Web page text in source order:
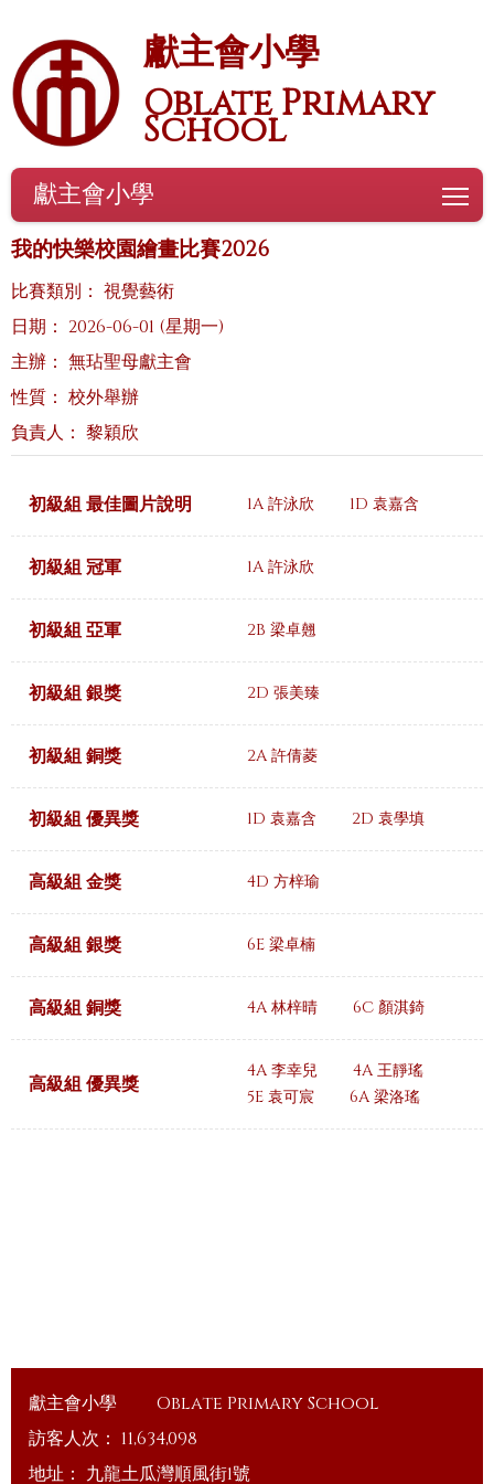
獻主會小學
Oblate Primary
School
獻主會小學
我的快樂校園繪畫比賽2026
比賽類別： 視覺藝術
日期： 2026-06-01 (星期一)
主辦： 無玷聖母獻主會
性質： 校外舉辦
負責人： 黎穎欣
初級組 最佳圖片說明 1A 許泳欣 1D 袁嘉含
初級組 冠軍 1A 許泳欣
初級組 亞軍 2B 梁卓翹
初級組 銀獎 2D 張美臻
初級組 銅獎 2A 許倩菱
初級組 優異獎 1D 袁嘉含 2D 袁學填
高級組 金獎 4D 方梓瑜
高級組 銀獎 6E 梁卓楠
高級組 銅獎 4A 林梓晴 6C 顏淇錡
高級組 優異獎
4A 李幸兒
4A 王靜瑤
5E 袁可宸
6A 梁洛瑤
獻主會小學
Oblate Primary School
訪客人次： 11,634,098
地址： 九龍土瓜灣順風街1號